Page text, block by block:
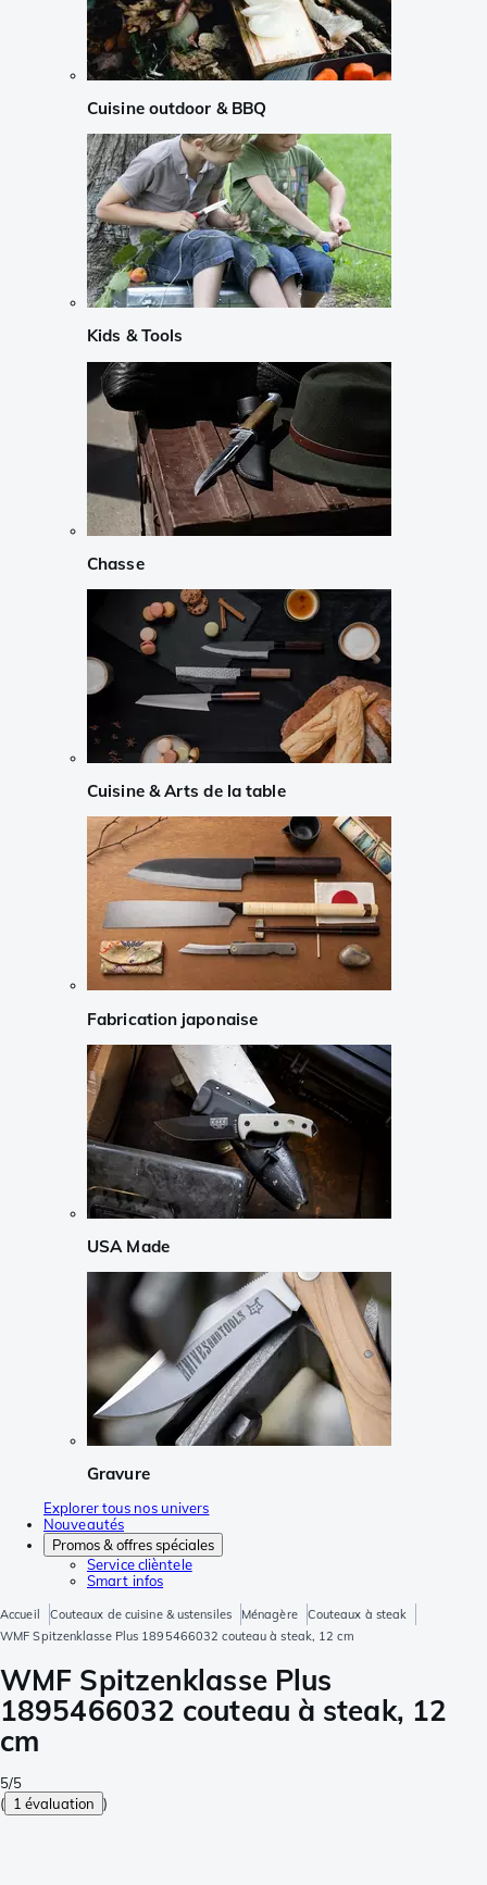
Cuisine outdoor & BBQ
Kids & Tools
Chasse
Cuisine & Arts de la table
Fabrication japonaise
USA Made
Gravure
Explorer tous nos univers
Nouveautés
Promos & offres spéciales
Service clièntele
Smart infos
Accueil Couteaux de cuisine & ustensiles Ménagère
Couteaux à steak
WMF Spitzenklasse Plus 1895466032 couteau à steak, 12 cm
WMF Spitzenklasse Plus
1895466032 couteau à steak, 12
cm
5/5
( 1 évaluation )